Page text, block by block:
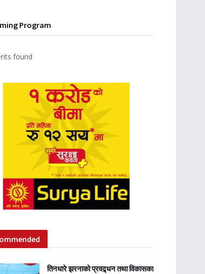
Program
found
तिनधारे झरनाको प्रवद्र्धन तथा विकासका